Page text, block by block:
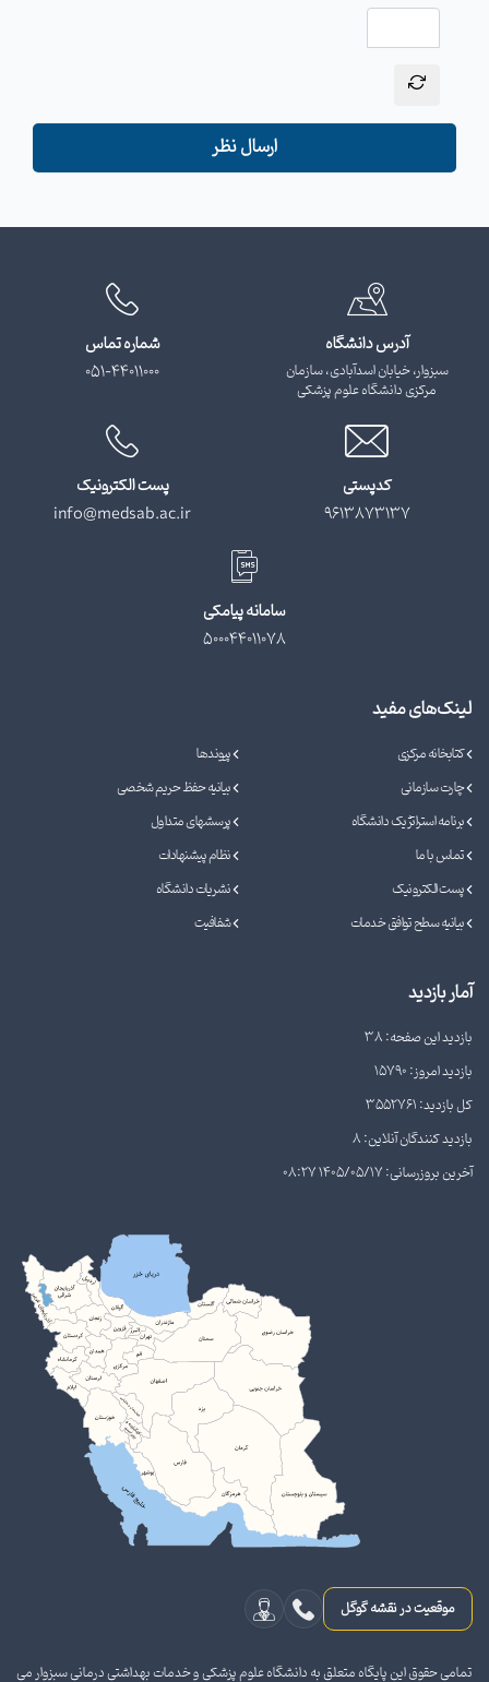
ارسال نظر
آدرس دانشگاه
سبزوار، خیابان اسدآبادی، سازمان
مرکزی دانشگاه علوم پزشکی
شماره تماس
051-44011000
کدپستی
9613873137
پست الکترونیک
info@medsab.ac.ir
سامانه پیامکی
500044011078
لینک‌های مفید
کتابخانه مرکزی
پیوندها
چارت سازمانی
بیانیه حفظ حریم شخصی
برنامه استراتژیک دانشگاه
پرسشهای متداول
تماس با ما
نظام پیشنهادات
پست الکترونیک
نشریات دانشگاه
بیانیه سطح توافق خدمات
شفافیت
آمار بازدید
بازدید این صفحه: 38
بازدید امروز: 15790
کل بازدید: 3552761
بازدید کنندگان آنلاین: 8
آخرین بروزرسانی: 1405/05/17 08:27
موقعیت در نقشه گوگل
تمامی حقوق این پایگاه متعلق به دانشگاه علوم پزشکی و خدمات بهداشتی درمانی سبزوار می